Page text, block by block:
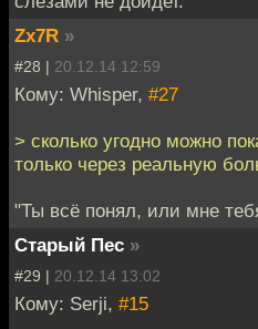
Zx7R »
#28 | 20.12.14 12:59
Кому: Whisper, #27
> сколько угодно можно
только через реальную
"Ты всё понял, или мне
Старый Пес »
#29 | 20.12.14 13:02
Кому: Serji, #15